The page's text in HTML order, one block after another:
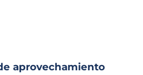
aprovechamiento